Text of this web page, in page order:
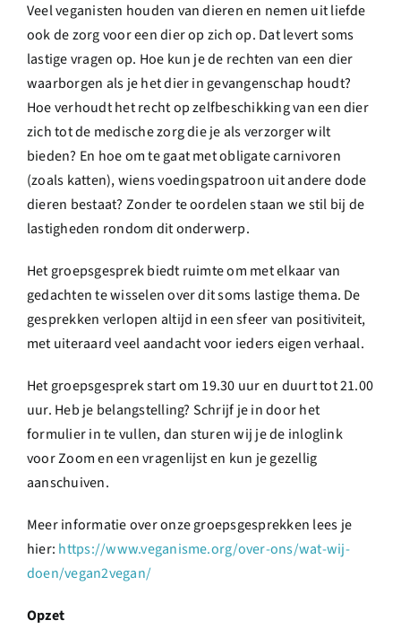
Veel veganisten houden van dieren en nemen uit liefde
ook de zorg voor een dier op zich op. Dat levert soms
lastige vragen op. Hoe kun je de rechten van een dier
waarborgen als je het dier in gevangenschap houdt?
Hoe verhoudt het recht op zelfbeschikking van een dier
zich tot de medische zorg die je als verzorger wilt
bieden? En hoe om te gaat met obligate carnivoren
(zoals katten), wiens voedingspatroon uit andere dode
dieren bestaat? Zonder te oordelen staan we stil bij de
lastigheden rondom dit onderwerp.
Het groepsgesprek biedt ruimte om met elkaar van
gedachten te wisselen over dit soms lastige thema. De
gesprekken verlopen altijd in een sfeer van positiviteit,
met uiteraard veel aandacht voor ieders eigen verhaal.
Het groepsgesprek start om 19.30 uur en duurt tot 21.00
uur. Heb je belangstelling? Schrijf je in door het
formulier in te vullen, dan sturen wij je de inloglink
voor Zoom en een vragenlijst en kun je gezellig
aanschuiven.
Meer informatie over onze groepsgesprekken lees je
hier: https://www.veganisme.org/over-ons/wat-wij-
doen/vegan2vegan/
Opzet